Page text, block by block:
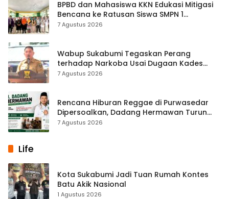
BPBD dan Mahasiswa KKN Edukasi Mitigasi
Bencana ke Ratusan Siswa SMPN 1
Simpenan
7 Agustus 2026
Wabup Sukabumi Tegaskan Perang
terhadap Narkoba Usai Dugaan Kades
Terlibat
7 Agustus 2026
Rencana Hiburan Reggae di Purwasedar
Dipersoalkan, Dadang Hermawan Turun
Memfasilitasi Musyawarah
7 Agustus 2026
Life
Kota Sukabumi Jadi Tuan Rumah Kontes
Batu Akik Nasional
1 Agustus 2026